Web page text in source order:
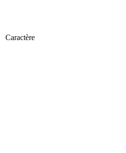
Caractère